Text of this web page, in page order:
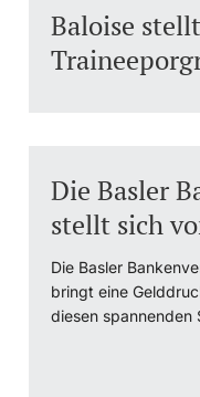
Militär- &
Inklusive Universität
Baloise
Die Basler
stellt sich
Die Basler
bringt eine
diesen spannenden